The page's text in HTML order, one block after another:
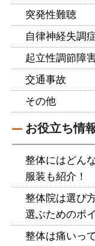
突発性難聴
自律神経失調
起立性調節障
交通事故
その他
お役立ち情
整体にはどん
服装も紹介！
整体院は選び
選ぶためのポ
整体は痛いっ